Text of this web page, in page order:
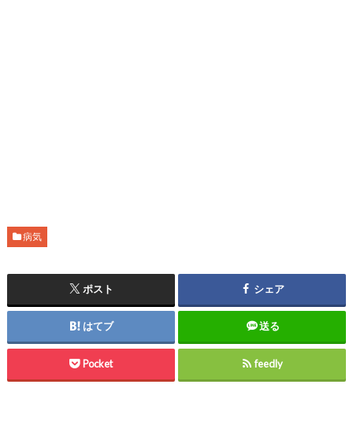
病気
ポスト シェア
はてブ 送る
Pocket feedly